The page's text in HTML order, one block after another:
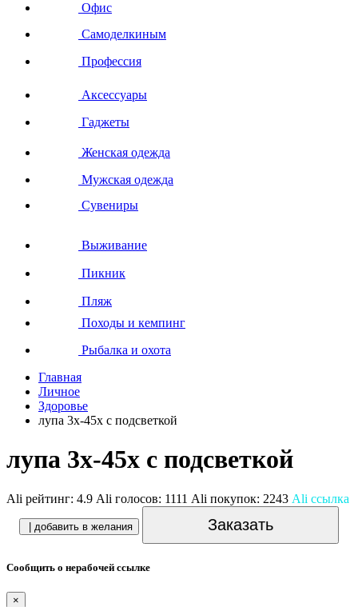
Офис
Самоделкиным
Профессия
Аксессуары
Гаджеты
Женская одежда
Мужская одежда
Сувениры
Выживание
Пикник
Пляж
Походы и кемпинг
Рыбалка и охота
Главная
Личное
Здоровье
лупа 3х-45х с подсветкой
лупа 3х-45х с подсветкой
Ali рейтинг: 4.9 Ali голосов: 1111 Ali покупок: 2243 Ali ссылка
| добавить в желания Заказать
Сообщить о нерабочей ссылке
×